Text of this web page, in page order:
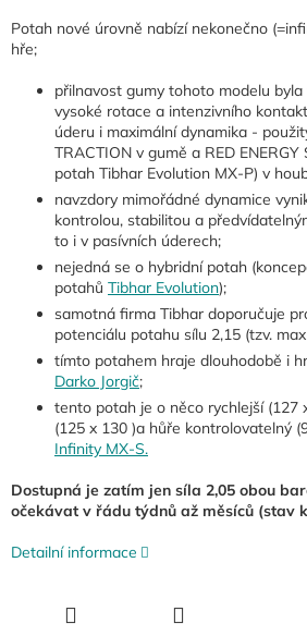
Potah nové úrovně nabízí nekonečno
hře;
přilnavost gumy tohoto modelu
vysoké rotace a intenzivního
úderu i maximální dynamika -
TRACTION v gumě a RED
potah Tibhar Evolution MX-P) v
navzdory mimořádné dynamice
kontrolou, stabilitou a
to i v pasívních úderech;
nejedná se o hybridní potah
potahů Tibhar Evolution);
samotná firma Tibhar doporučuje
potenciálu potahu sílu 2,15 (tzv.
tímto potahem hraje dlouhodobě i
Darko Jorgič;
tento potah je o něco rychlejší (127
(125 x 130 )a hůře kontrolovatelný
Infinity MX-S.
Dostupná je zatím jen síla 2,05 obou
očekávat v řádu týdnů až měsíců (stav
Detailní informace